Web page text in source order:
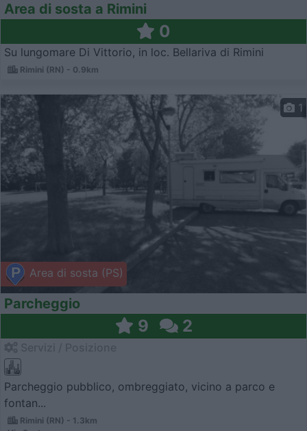
Area di sosta a Rimini
0
Su lungomare Di Vittorio, in loc. Bellariva di Rimini
Rimini (RN) - 0.9km
Area di sosta (PS)
1
Parcheggio
9 2
Parcheggio pubblico, ombreggiato, vicino a parco e
fontan...
Rimini (RN) - 1.3km